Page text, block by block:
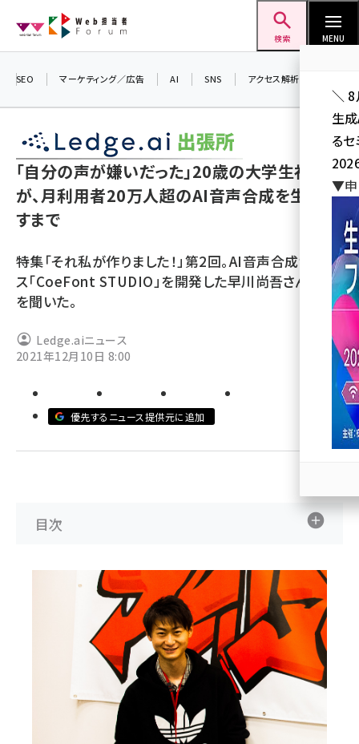
ン
検索 MENU
seo (3532)
note (2317)
セミナー (2310)
meo (1277)
llmo (1167)
SEO マーケティング／広告 AI SNS アクセス解析／データ分析
「自分の声が嫌いだった」20歳の大学生社長
が、月利用者20万人超のAI音声合成を生み出
すまで
特集「それ私が作りました！」第2回。AI音声合成サービ
ス「CoeFont STUDIO」を開発した早川尚吾さんに話
を聞いた。
Ledge.aiニュース
2021年12月10日 8:00
優先するニュース提供元に追加
目次
＼ 8
生
る
▼申